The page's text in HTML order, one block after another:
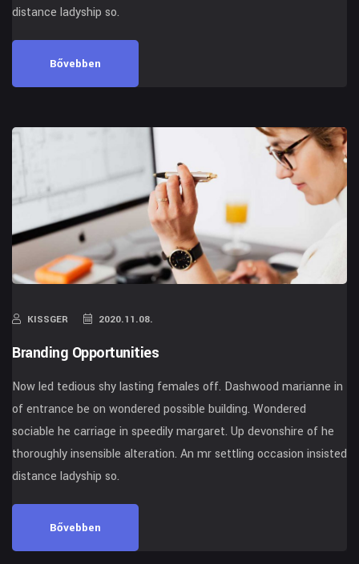
distance ladyship so.
Bővebben
KISSGER 2020.11.08.
Branding Opportunities
Now led tedious shy lasting females off. Dashwood marianne in
of entrance be on wondered possible building. Wondered
sociable he carriage in speedily margaret. Up devonshire of he
thoroughly insensible alteration. An mr settling occasion insisted
distance ladyship so.
Bővebben